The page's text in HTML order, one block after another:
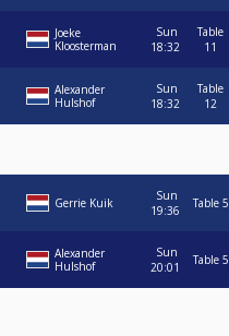
Joeke
Kloosterman
Sun
18:32
Table
11
Alexander
Hulshof
Sun
18:32
Table
12
Gerrie Kuik
Sun
19:36
Table 5
Alexander
Hulshof
Sun
20:01
Table 5